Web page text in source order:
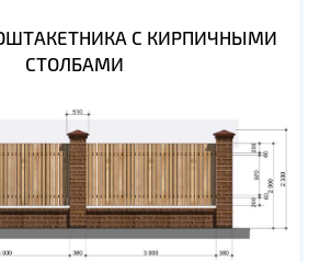
С КИРПИЧНЫМИ
СТОЛБАМИ